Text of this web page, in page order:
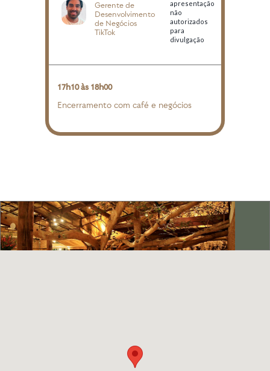
Gerente de
Desenvolvimento
de Negócios
TikTok
apresentação
não
autorizados
para
divulgação
17h10 às 18h00
Encerramento com café e negócios